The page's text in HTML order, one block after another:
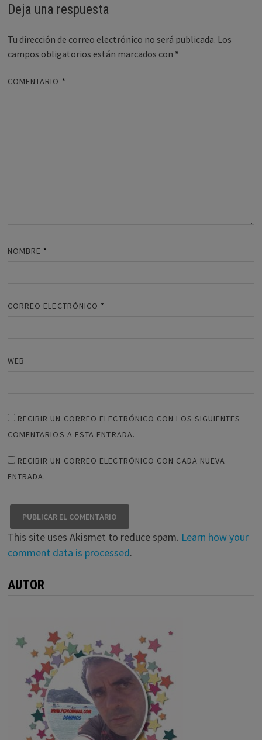
Deja una respuesta
Tu dirección de correo electrónico no será publicada. Los
campos obligatorios están marcados con *
COMENTARIO *
NOMBRE *
CORREO ELECTRÓNICO *
WEB
RECIBIR UN CORREO ELECTRÓNICO CON LOS SIGUIENTES
COMENTARIOS A ESTA ENTRADA.
RECIBIR UN CORREO ELECTRÓNICO CON CADA NUEVA
ENTRADA.
This site uses Akismet to reduce spam. Learn how your
comment data is processed.
AUTOR